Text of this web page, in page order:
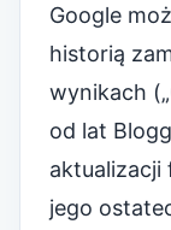
Google
historią
wynikach
od lat
aktualizacji
jego